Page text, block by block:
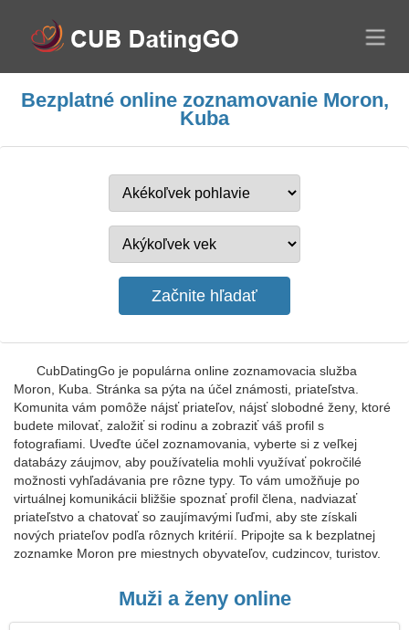
Bezplatné online zoznamovanie Moron,
Kuba
CubDatingGo je populárna online zoznamovacia služba
Moron, Kuba. Stránka sa pýta na účel známosti, priateľstva.
Komunita vám pomôže nájsť priateľov, nájsť slobodné ženy, ktoré
budete milovať, založiť si rodinu a zobraziť váš profil s
fotografiami. Uveďte účel zoznamovania, vyberte si z veľkej
databázy záujmov, aby používatelia mohli využívať pokročilé
možnosti vyhľadávania pre rôzne typy. To vám umožňuje po
virtuálnej komunikácii bližšie spoznať profil člena, nadviazať
priateľstvo a chatovať so zaujímavými ľuďmi, aby ste získali
nových priateľov podľa rôznych kritérií. Pripojte sa k bezplatnej
zoznamke Moron pre miestnych obyvateľov, cudzincov, turistov.
Muži a ženy online